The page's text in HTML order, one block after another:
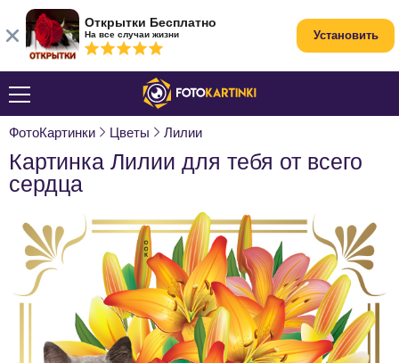
ФотоКартинки Цветы Лилии
Картинка Лилии для тебя от всего
сердца
Открытки Бесплатно
На все случаи жизни Установить